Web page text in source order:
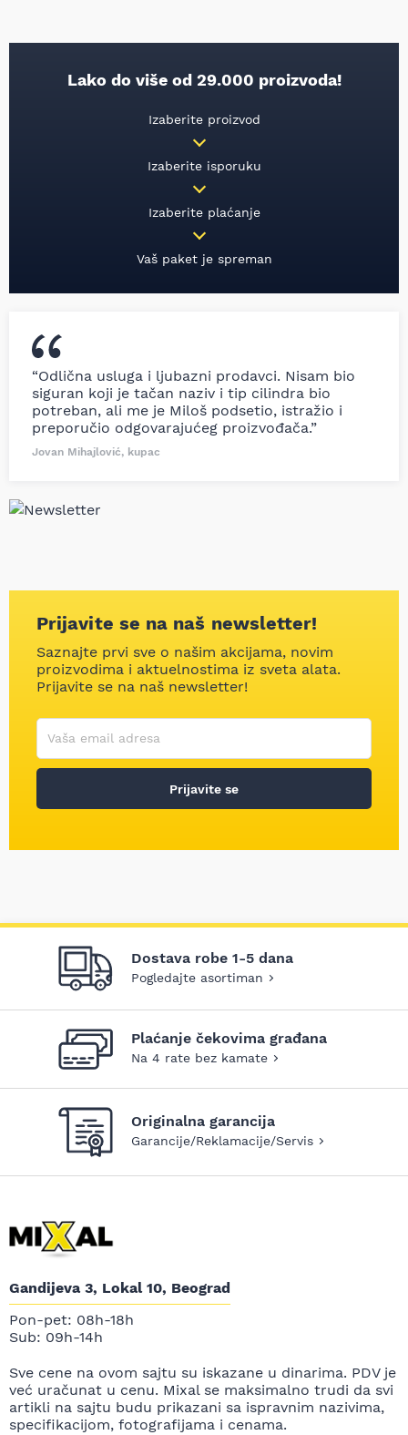
Lako do više od 29.000 proizvoda!
Izaberite proizvod
Izaberite isporuku
Izaberite plaćanje
Vaš paket je spreman
“Odlična usluga i ljubazni prodavci. Nisam bio
siguran koji je tačan naziv i tip cilindra bio
potreban, ali me je Miloš podsetio, istražio i
preporučio odgovarajućeg proizvođača.”
Jovan Mihajlović, kupac
Prijavite se na naš newsletter!
Saznajte prvi sve o našim akcijama, novim
proizvodima i aktuelnostima iz sveta alata.
Prijavite se na naš newsletter!
Korisničko ime
Vaša email adresa
Prijavite se
Dostava robe 1-5 dana
Pogledajte asortiman
Plaćanje čekovima građana
Na 4 rate bez kamate
Originalna garancija
Garancije/Reklamacije/Servis
Gandijeva 3, Lokal 10, Beograd
Pon-pet: 08h-18h
Sub: 09h-14h
Sve cene na ovom sajtu su iskazane u dinarima. PDV je
već uračunat u cenu. Mixal se maksimalno trudi da svi
artikli na sajtu budu prikazani sa ispravnim nazivima,
specifikacijom, fotografijama i cenama.